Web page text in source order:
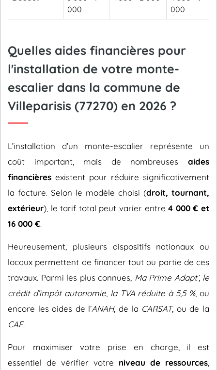
000
000
Quelles aides financières pour
l'installation de votre monte-
escalier dans la commune de
Villeparisis (77270) en 2026 ?
L’installation d’un monte-escalier représente un
coût important, mais de nombreuses aides
financières existent pour réduire significativement
la facture. Selon le modèle choisi (droit, tournant,
extérieur), le tarif total peut varier entre4 000 € et
16 000 €.
Heureusement, plusieurs dispositifs nationaux ou
locaux permettent de financer tout ou partie de ces
travaux. Parmi les plus connues, Ma Prime Adapt’, le
crédit d’impôt autonomie, la TVA réduite à 5,5 %, ou
encore les aides de l’ANAH, de la CARSAT, ou de la
CAF.
Pour maximiser votre prise en charge, il est
essentiel de vérifier votre niveau de ressources